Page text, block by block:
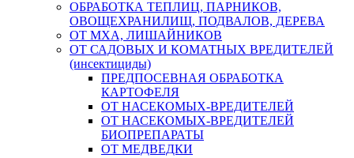
ОБРАБОТКА ТЕПЛИЦ, ПАРНИКОВ,
ОВОЩЕХРАНИЛИЩ, ПОДВАЛОВ, ДЕРЕВА
ОТ МХА, ЛИШАЙНИКОВ
ОТ САДОВЫХ И КОМАТНЫХ ВРЕДИТЕЛЕЙ
(инсектициды)
ПРЕДПОСЕВНАЯ ОБРАБОТКА
КАРТОФЕЛЯ
ОТ НАСЕКОМЫХ-ВРЕДИТЕЛЕЙ
ОТ НАСЕКОМЫХ-ВРЕДИТЕЛЕЙ
БИОПРЕПАРАТЫ
ОТ МЕДВЕДКИ